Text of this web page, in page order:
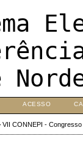
ACESSO
VII CONNEPI -